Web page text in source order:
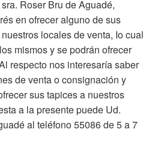
Roser Bru de Aguadé,
en ofrecer alguno de sus
locales de venta, Io cual
mismos y se podrán ofrecer
respecto nos interesaría saber
de venta o consignación y
sus tapices a nuestros
a la presente puede Ud.
al teléfono 55086 de 5 a 7